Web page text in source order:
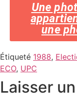
Une
une
Étiqueté 1988,
ECO, UPC
Laisser